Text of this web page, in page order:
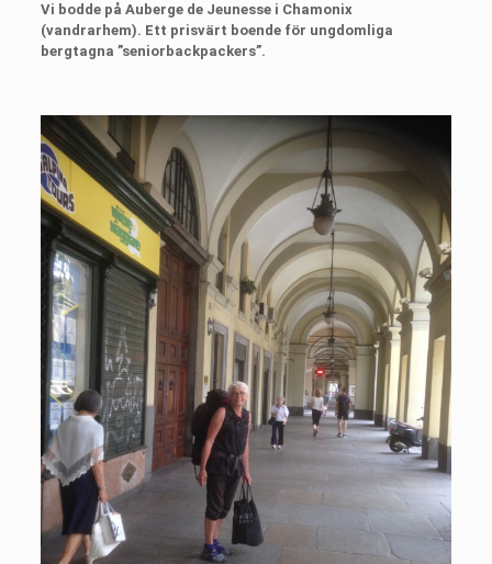
Vi bodde på Auberge de Jeunesse i Chamonix
(vandrarhem). Ett prisvärt boende för ungdomliga
bergtagna ”seniorbackpackers”.